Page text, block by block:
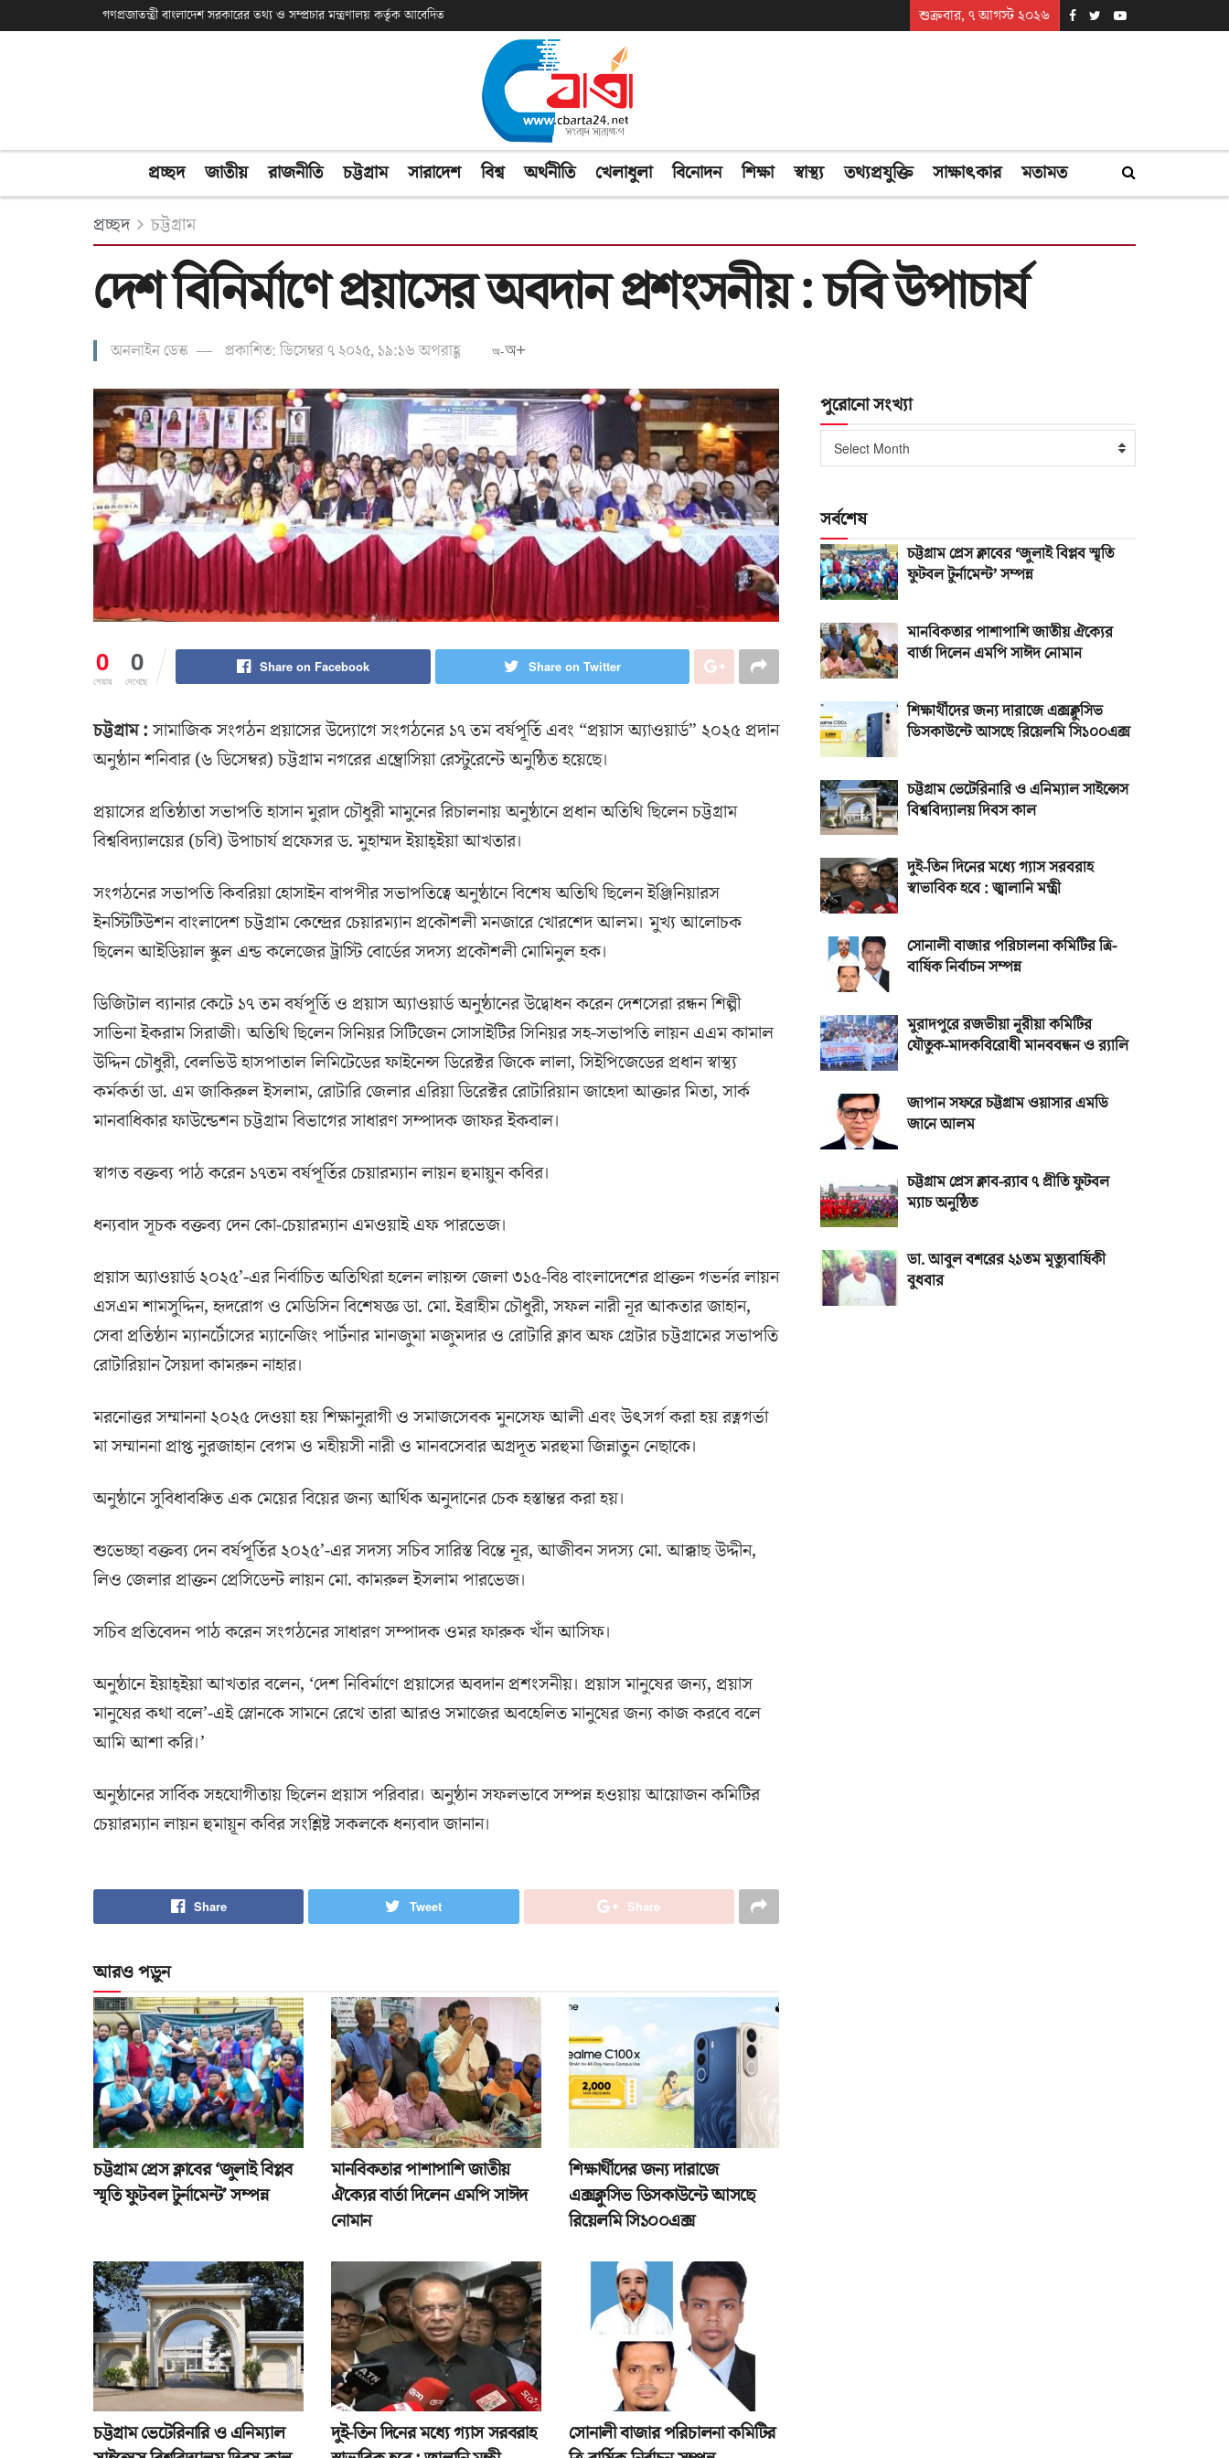
গণপ্রজাতন্ত্রী বাংলাদেশ সরকারের তথ্য ও সম্প্রচার মন্ত্রণালয় কর্তৃক আবেদিত শুক্রবার, ৭ আগস্ট ২০২৬
প্রচ্ছদ জাতীয় রাজনীতি চট্টগ্রাম সারাদেশ বিশ্ব অর্থনীতি খেলাধুলা বিনোদন শিক্ষা স্বাস্থ্য তথ্যপ্রযুক্তি সাক্ষাৎকার মতামত
প্রচ্ছদ চট্টগ্রাম
দেশ বিনির্মাণে প্রয়াসের অবদান প্রশংসনীয় : চবি উপাচার্য
অনলাইন ডেস্ক প্রকাশিত: ডিসেম্বর ৭ ২০২৫, ১৯:১৬ অপরাহ্ণ অ-অ+
0
শেয়ার
0
দেখেছে
Share on Facebook Share on Twitter
চট্টগ্রাম :সামাজিক সংগঠন প্রয়াসের উদ্যোগে সংগঠনের ১৭ তম বর্ষপূর্তি এবং “প্রয়াস অ্যাওয়ার্ড” ২০২৫ প্রদান
অনুষ্ঠান শনিবার (৬ ডিসেম্বর) চট্টগ্রাম নগরের এম্ব্রোসিয়া রেস্টুরেন্টে অনুষ্ঠিত হয়েছে।
প্রয়াসের প্রতিষ্ঠাতা সভাপতি হাসান মুরাদ চৌধুরী মামুনের রিচালনায় অনুষ্ঠানে প্রধান অতিথি ছিলেন চট্টগ্রাম
বিশ্ববিদ্যালয়ের (চবি) উপাচার্য প্রফেসর ড. মুহাম্মদ ইয়াহ্ইয়া আখতার।
সংগঠনের সভাপতি কিবরিয়া হোসাইন বাপপীর সভাপতিত্বে অনুষ্ঠানে বিশেষ অতিথি ছিলেন ইঞ্জিনিয়ারস
ইনস্টিটিউশন বাংলাদেশ চট্টগ্রাম কেন্দ্রের চেয়ারম্যান প্রকৌশলী মনজারে খোরশেদ আলম। মুখ্য আলোচক
ছিলেন আইডিয়াল স্কুল এন্ড কলেজের ট্রাস্টি বোর্ডের সদস্য প্রকৌশলী মোমিনুল হক।
ডিজিটাল ব্যানার কেটে ১৭ তম বর্ষপূর্তি ও প্রয়াস অ্যাওয়ার্ড অনুষ্ঠানের উদ্বোধন করেন দেশসেরা রন্ধন শিল্পী
সাভিনা ইকরাম সিরাজী। অতিথি ছিলেন সিনিয়র সিটিজেন সোসাইটির সিনিয়র সহ-সভাপতি লায়ন এএম কামাল
উদ্দিন চৌধুরী, বেলভিউ হাসপাতাল লিমিটেডের ফাইনেন্স ডিরেক্টর জিকে লালা, সিইপিজেডের প্রধান স্বাস্থ্য
কর্মকর্তা ডা. এম জাকিরুল ইসলাম, রোটারি জেলার এরিয়া ডিরেক্টর রোটারিয়ান জাহেদা আক্তার মিতা, সার্ক
মানবাধিকার ফাউন্ডেশন চট্টগ্রাম বিভাগের সাধারণ সম্পাদক জাফর ইকবাল।
স্বাগত বক্তব্য পাঠ করেন ১৭তম বর্ষপূর্তির চেয়ারম্যান লায়ন হুমায়ুন কবির।
ধন্যবাদ সূচক বক্তব্য দেন কো-চেয়ারম্যান এমওয়াই এফ পারভেজ।
প্রয়াস অ্যাওয়ার্ড ২০২৫’-এর নির্বাচিত অতিথিরা হলেন লায়ন্স জেলা ৩১৫-বি৪ বাংলাদেশের প্রাক্তন গভর্নর লায়ন
এসএম শামসুদ্দিন, হৃদরোগ ও মেডিসিন বিশেষজ্ঞ ডা. মো. ইব্রাহীম চৌধুরী, সফল নারী নূর আকতার জাহান,
সেবা প্রতিষ্ঠান ম্যানর্টোসের ম্যানেজিং পার্টনার মানজুমা মজুমদার ও রোটারি ক্লাব অফ গ্রেটার চট্টগ্রামের সভাপতি
রোটারিয়ান সৈয়দা কামরুন নাহার।
মরনোত্তর সম্মাননা ২০২৫ দেওয়া হয় শিক্ষানুরাগী ও সমাজসেবক মুনসেফ আলী এবং উৎসর্গ করা হয় রত্নগর্ভা
মা সম্মাননা প্রাপ্ত নুরজাহান বেগম ও মহীয়সী নারী ও মানবসেবার অগ্রদূত মরহুমা জিন্নাতুন নেছাকে।
অনুষ্ঠানে সুবিধাবঞ্চিত এক মেয়ের বিয়ের জন্য আর্থিক অনুদানের চেক হস্তান্তর করা হয়।
শুভেচ্ছা বক্তব্য দেন বর্ষপূর্তির ২০২৫’-এর সদস্য সচিব সারিস্ত বিন্তে নূর, আজীবন সদস্য মো. আক্কাছ উদ্দীন,
লিও জেলার প্রাক্তন প্রেসিডেন্ট লায়ন মো. কামরুল ইসলাম পারভেজ।
সচিব প্রতিবেদন পাঠ করেন সংগঠনের সাধারণ সম্পাদক ওমর ফারুক খাঁন আসিফ।
অনুষ্ঠানে ইয়াহ্ইয়া আখতার বলেন, ‘দেশ নিবির্মাণে প্রয়াসের অবদান প্রশংসনীয়। প্রয়াস মানুষের জন্য, প্রয়াস
মানুষের কথা বলে’-এই স্লোনকে সামনে রেখে তারা আরও সমাজের অবহেলিত মানুষের জন্য কাজ করবে বলে
আমি আশা করি।’
অনুষ্ঠানের সার্বিক সহযোগীতায় ছিলেন প্রয়াস পরিবার। অনুষ্ঠান সফলভাবে সম্পন্ন হওয়ায় আয়োজন কমিটির
চেয়ারম্যান লায়ন হুমায়ূন কবির সংশ্লিষ্ট সকলকে ধন্যবাদ জানান।
Share Tweet Share
আরও পড়ুন
চট্টগ্রাম প্রেস ক্লাবের ‘জুলাই বিপ্লব
স্মৃতি ফুটবল টুর্নামেন্ট’ সম্পন্ন
মানবিকতার পাশাপাশি জাতীয়
ঐক্যের বার্তা দিলেন এমপি সাঈদ
নোমান
শিক্ষার্থীদের জন্য দারাজে
এক্সক্লুসিভ ডিসকাউন্টে আসছে
রিয়েলমি সি১০০এক্স
চট্টগ্রাম ভেটেরিনারি ও এনিম্যাল
দুই-তিন দিনের মধ্যে গ্যাস সরবরাহ
সোনালী বাজার পরিচালনা কমিটির
পুরোনো সংখ্যা
পুরোনো
সংখ্যা
Select Month
সর্বশেষ
চট্টগ্রাম প্রেস ক্লাবের ‘জুলাই বিপ্লব স্মৃতি
ফুটবল টুর্নামেন্ট’ সম্পন্ন
মানবিকতার পাশাপাশি জাতীয় ঐক্যের
বার্তা দিলেন এমপি সাঈদ নোমান
শিক্ষার্থীদের জন্য দারাজে এক্সক্লুসিভ
ডিসকাউন্টে আসছে রিয়েলমি সি১০০এক্স
চট্টগ্রাম ভেটেরিনারি ও এনিম্যাল সাইন্সেস
বিশ্ববিদ্যালয় দিবস কাল
দুই-তিন দিনের মধ্যে গ্যাস সরবরাহ
স্বাভাবিক হবে : জ্বালানি মন্ত্রী
সোনালী বাজার পরিচালনা কমিটির ত্রি-
বার্ষিক নির্বাচন সম্পন্ন
মুরাদপুরে রজভীয়া নূরীয়া কমিটির
যৌতুক-মাদকবিরোধী মানববন্ধন ও র‌্যালি
জাপান সফরে চট্টগ্রাম ওয়াসার এমডি
জানে আলম
চট্টগ্রাম প্রেস ক্লাব-র‌্যাব ৭ প্রীতি ফুটবল
ম্যাচ অনুষ্ঠিত
ডা. আবুল বশরের ২১তম মৃত্যুবার্ষিকী
বুধবার